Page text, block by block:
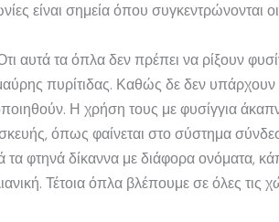
είναι σημεία όπου συγκεντρώνονται
αυτά τα όπλα δεν πρέπει να ρίξουν
πυρίτιδας. Καθώς δε δεν
Η χρήση τους με φυσίγγια
όπως φαίνεται στο σύστημα
φτηνά δίκαννα με διάφορα ονόματα,
Τέτοια όπλα βλέπουμε σε όλες τις